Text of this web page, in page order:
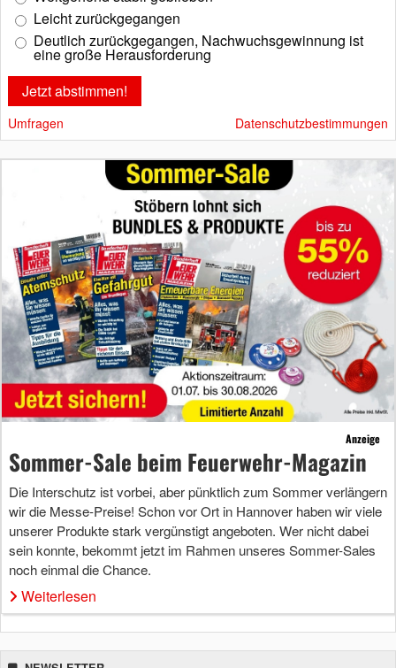
Leicht zurückgegangen
Deutlich zurückgegangen, Nachwuchsgewinnung ist
eine große Herausforderung
Umfragen Datenschutzbestimmungen
Anzeige
Sommer-Sale beim Feuerwehr-Magazin
Die Interschutz ist vorbei, aber pünktlich zum Sommer verlängern
wir die Messe-Preise! Schon vor Ort in Hannover haben wir viele
unserer Produkte stark vergünstigt angeboten. Wer nicht dabei
sein konnte, bekommt jetzt im Rahmen unseres Sommer-Sales
noch einmal die Chance.
Weiterlesen